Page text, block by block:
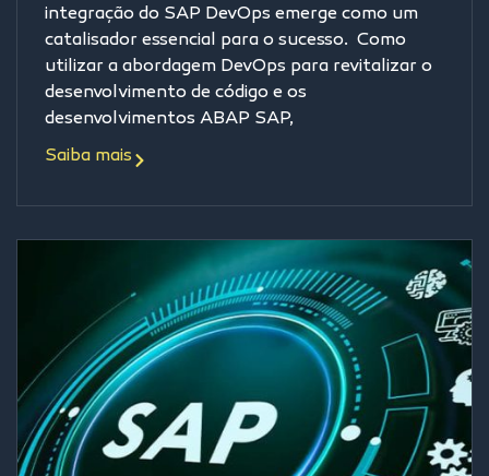
integração do SAP DevOps emerge como um
catalisador essencial para o sucesso. Como
utilizar a abordagem DevOps para revitalizar o
desenvolvimento de código e os
desenvolvimentos ABAP SAP,
Saiba mais